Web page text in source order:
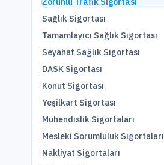
Sağlık Sigortası
Tamamlayıcı Sağlık Sigortası
Seyahat Sağlık Sigortası
DASK Sigortası
Konut Sigortası
Yeşilkart Sigortası
Mühendislik Sigortaları
Mesleki Sorumluluk Sigortaları
Nakliyat Sigortaları